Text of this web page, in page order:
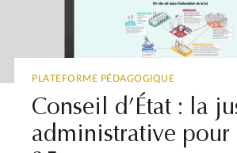
PLATEFORME PÉDAGOGIQUE
Conseil d’État : la
administrative pour